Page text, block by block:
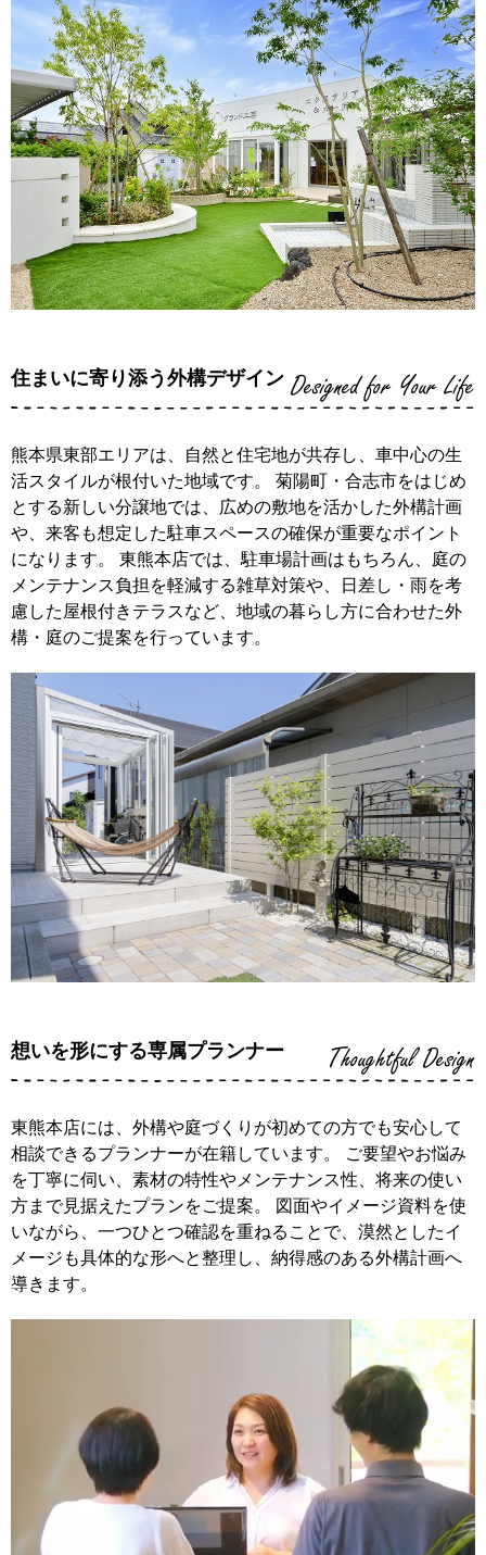
住まいに寄り添う外構デザイン Designed for Your Life
熊本県東部エリアは、自然と住宅地が共存し、車中心の生
活スタイルが根付いた地域です。 菊陽町・合志市をはじめ
とする新しい分譲地では、広めの敷地を活かした外構計画
や、来客も想定した駐車スペースの確保が重要なポイント
になります。 東熊本店では、駐車場計画はもちろん、庭の
メンテナンス負担を軽減する雑草対策や、日差し・雨を考
慮した屋根付きテラスなど、地域の暮らし方に合わせた外
構・庭のご提案を行っています。
想いを形にする専属プランナー Thoughtful Design
東熊本店には、外構や庭づくりが初めての方でも安心して
相談できるプランナーが在籍しています。 ご要望やお悩み
を丁寧に伺い、素材の特性やメンテナンス性、将来の使い
方まで見据えたプランをご提案。 図面やイメージ資料を使
いながら、一つひとつ確認を重ねることで、漠然としたイ
メージも具体的な形へと整理し、納得感のある外構計画へ
導きます。